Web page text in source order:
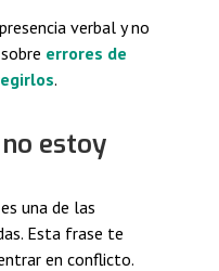
verbal y no
errores de
.
estoy
una de las
Esta frase te
en conflicto.